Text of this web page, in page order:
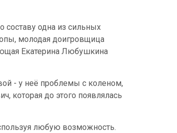
одна из сильных
молодая доигровщица
Екатерина Любушкина
- у неё проблемы с коленом,
которая до этого появлялась
любую возможность.